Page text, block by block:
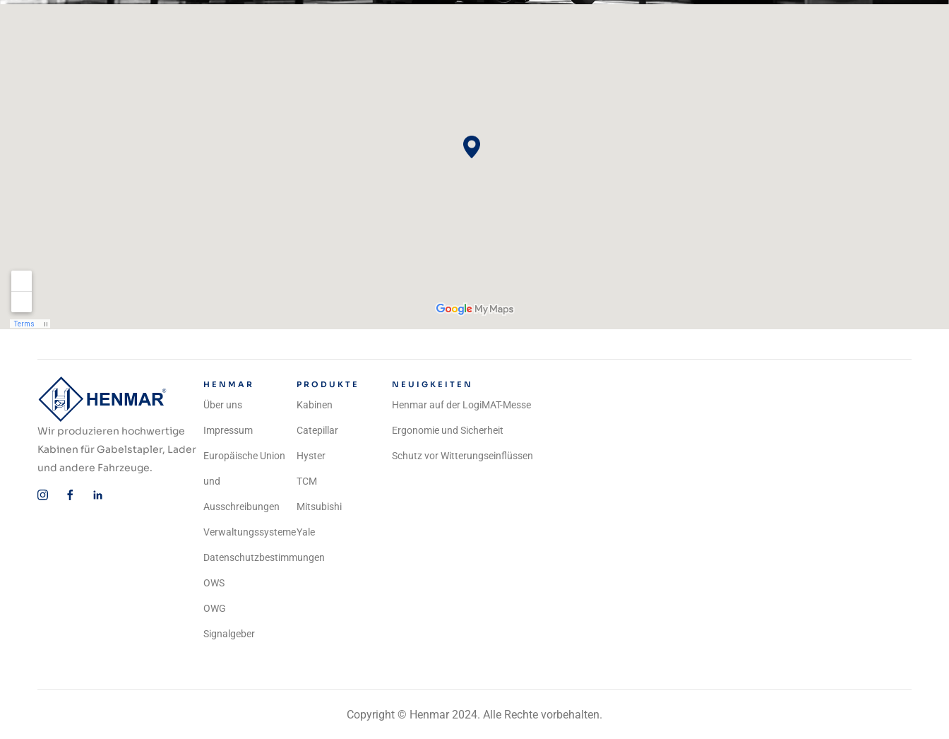
Wir produzieren hochwertige
Kabinen für Gabelstapler, Lader
und andere Fahrzeuge.
HENMAR
Über uns
Impressum
Europäische Union
und
Ausschreibungen
Verwaltungssysteme
Datenschutzbestimmungen
OWS
OWG
Signalgeber
PRODUKTE
Kabinen
Catepillar
Hyster
TCM
Mitsubishi
Yale
NEUIGKEITEN
Henmar auf der LogiMAT-Messe
Ergonomie und Sicherheit
Schutz vor Witterungseinflüssen
Copyright © Henmar 2024. Alle Rechte vorbehalten.